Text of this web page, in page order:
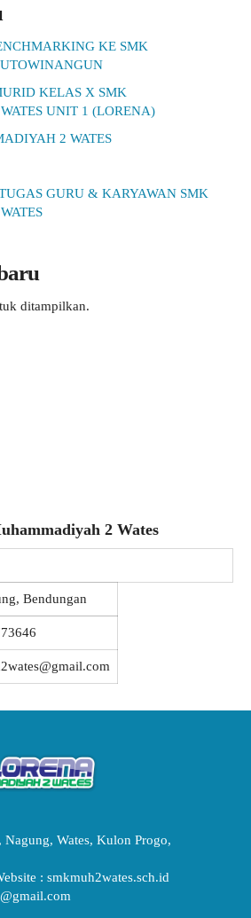
KE SMK
KELAS X SMK
UNIT 1 (LORENA)
2 WATES
GURU & KARYAWAN SMK
ditampilkan.
2 Wates
Bendungan
Nagung, Wates, Kulon Progo,
: smkmuh2wates.sch.id